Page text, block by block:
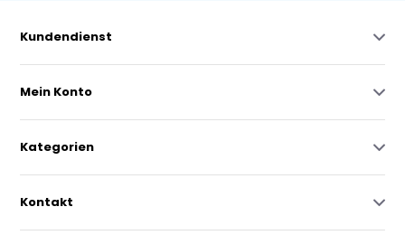
Kundendienst
Mein Konto
Kategorien
Kontakt